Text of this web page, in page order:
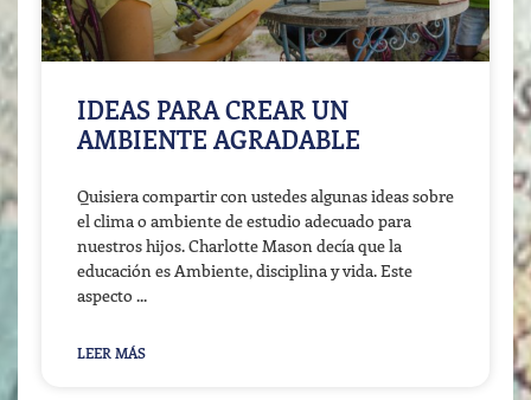
IDEAS PARA CREAR UN
AMBIENTE AGRADABLE
Quisiera compartir con ustedes algunas ideas sobre
el clima o ambiente de estudio adecuado para
nuestros hijos. Charlotte Mason decía que la
educación es Ambiente, disciplina y vida. Este
aspecto
LEER MÁS